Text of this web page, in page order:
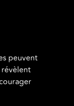
peuvent
révèlent